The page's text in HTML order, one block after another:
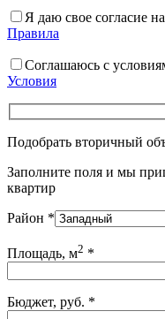
Я даю свое согласие
Правила
Соглашаюсь с
Условия
Подобрать вторичный
Заполните поля и мы
квартир
Район *
Площадь, м2 *
Бюджет, руб. *